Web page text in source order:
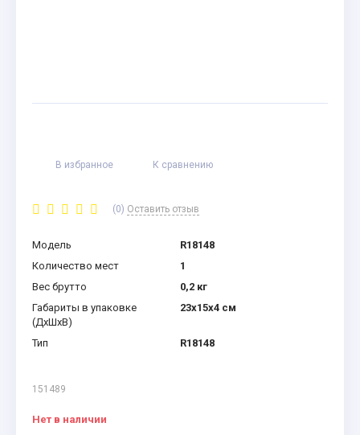
В избранное К сравнению
(0) Оставить отзыв
Модель
R18148
Количество мест
1
Вес брутто
0,2 кг
Габариты в упаковке
(ДхШхВ)
23x15x4 см
Тип R18148
151489
Нет в наличии